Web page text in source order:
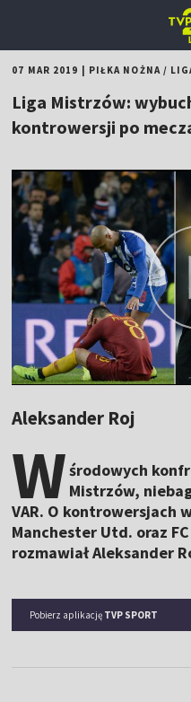
07 MAR 2019 PIŁKA NOŻNA/
Liga Mistrzów:
kontrowersji po
Aleksander Roj
Wśrodowych
Mistrzów,
VAR. O kontrowersjach
Manchester Utd. oraz
rozmawiał Aleksander
Pobierz aplikację TVP SPORT